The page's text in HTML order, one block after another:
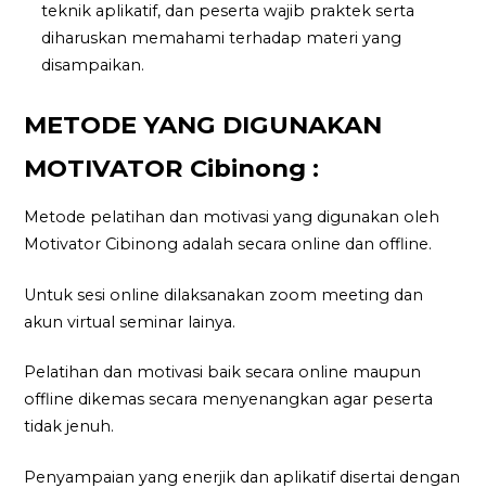
teknik aplikatif, dan peserta wajib praktek serta
diharuskan memahami terhadap materi yang
disampaikan.
METODE YANG DIGUNAKAN
MOTIVATOR Cibinong :
Metode pelatihan dan motivasi yang digunakan oleh
Motivator Cibinong adalah secara online dan offline.
Untuk sesi online dilaksanakan zoom meeting dan
akun virtual seminar lainya.
Pelatihan dan motivasi baik secara online maupun
offline dikemas secara menyenangkan agar peserta
tidak jenuh.
Penyampaian yang enerjik dan aplikatif disertai dengan